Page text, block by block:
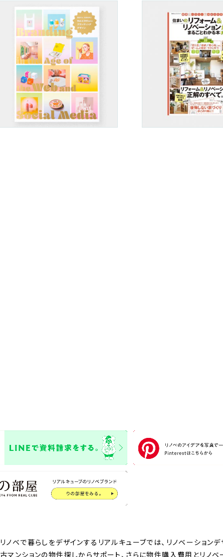
リノベで暮らしをデザインするリアルキューブでは、リノベーション
古マンションの物件探しからサポート、さらに物件購入費用とリノ